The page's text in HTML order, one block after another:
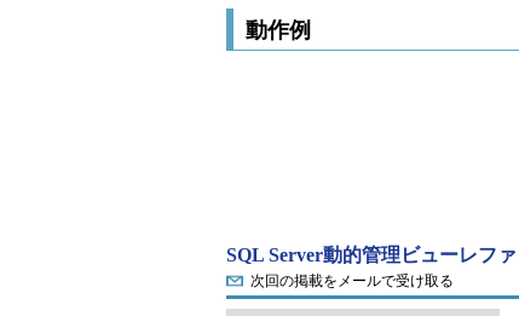
動作例
SQL Server動的管理ビューレフ
次回の掲載をメールで受け取る